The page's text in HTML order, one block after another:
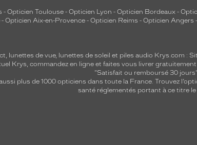
- Opticien Toulouse - Opticien Lyon - Opticien Bordeaux -
- Opticien Aix-en-Provence - Opticien Reims - Opticien Angers -
, lunettes de vue, lunettes de soleil et piles audio Krys.com :
Krys, commandez en ligne et faites vous livrer
"Satisfait ou remboursé 30
plus de 1000 opticiens dans toute la France. Trouvez
santé réglementés portant à ce titre